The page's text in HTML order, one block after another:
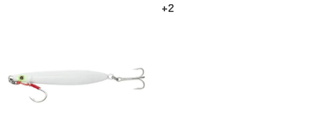
+2